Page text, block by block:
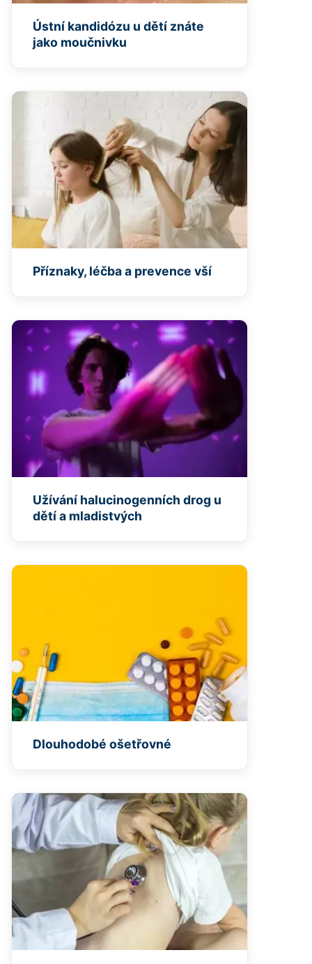
Ústní kandidózu u dětí znáte
jako moučnivku
Příznaky, léčba a prevence vší
Užívání halucinogenních drog u
dětí a mladistvých
Dlouhodobé ošetřovné